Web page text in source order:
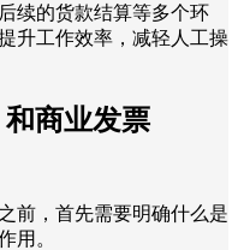
续的货款结算等多个环
升工作效率，减轻人工操
商业发票
前，首先需要明确什么是
用。